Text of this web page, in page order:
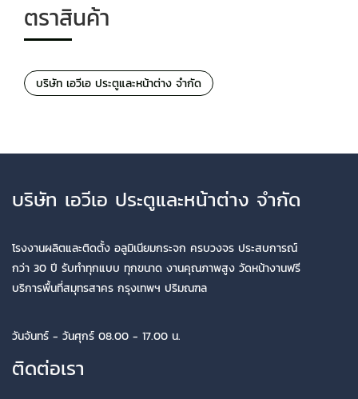
ตราสินค้า
บริษัท เอวีเอ ประตูและหน้าต่าง จำกัด
บริษัท เอวีเอ ประตูและหน้าต่าง จำกัด
โรงงานผลิตและติดตั้ง อลูมิเนียมกระจก ครบวงจร ประสบการณ์
กว่า 30 ปี รับทำทุกแบบ ทุกขนาด งานคุณภาพสูง วัดหน้างานฟรี
บริการพื้นที่สมุทรสาคร กรุงเทพฯ ปริมณฑล
วันจันทร์ - วันศุกร์ 08.00 - 17.00 น.
ติดต่อเรา